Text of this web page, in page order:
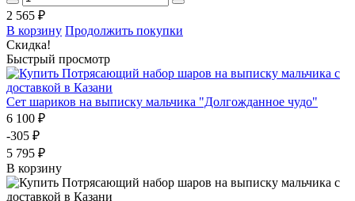
2 565 ₽
В корзину Продолжить покупки
Скидка!
Быстрый просмотр
Сет шариков на выписку мальчика "Долгожданное чудо"
6 100 ₽
-305 ₽
5 795 ₽
В корзину